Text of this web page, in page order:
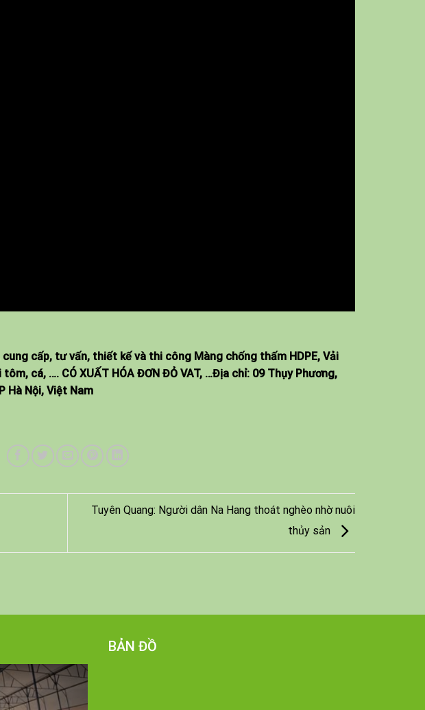
cung cấp, tư vấn, thiết kế và thi công Màng chống thấm HDPE, Vải
cá, …. CÓ XUẤT HÓA ĐƠN ĐỎ VAT, …Địa chỉ: 09 Thụy Phương,
Hà Nội, Việt Nam
Tuyên Quang: Người dân Na Hang thoát nghèo nhờ nuôi
thủy sản
BẢN ĐỒ